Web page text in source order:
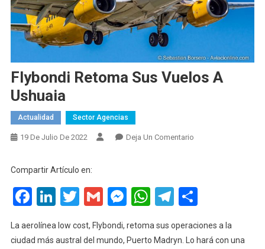
Flybondi Retoma Sus Vuelos A
Ushuaia
Actualidad Sector Agencias
19 De Julio De 2022 Deja Un ComentarioEn
Vuelos
A
Compartir Artículo en:
Facebook
LinkedIn
Twitter
GmailMessenger
WhatsApp
Telegram
La aerolínea low cost, Flybondi, retoma sus operaciones a la
ciudad más austral del mundo, Puerto Madryn. Lo hará con una